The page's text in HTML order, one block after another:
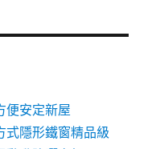
便安定新屋
式隱形鐵窗精品級